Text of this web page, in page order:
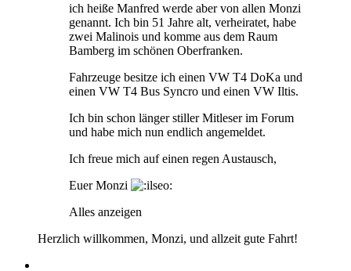
ich heiße Manfred werde aber von allen Monzi
genannt. Ich bin 51 Jahre alt, verheiratet, habe
zwei Malinois und komme aus dem Raum
Bamberg im schönen Oberfranken.
Fahrzeuge besitze ich einen VW T4 DoKa und
einen VW T4 Bus Syncro und einen VW Iltis.
Ich bin schon länger stiller Mitleser im Forum
und habe mich nun endlich angemeldet.
Ich freue mich auf einen regen Austausch,
Euer Monzi
Alles anzeigen
Herzlich willkommen, Monzi, und allzeit gute Fahrt!